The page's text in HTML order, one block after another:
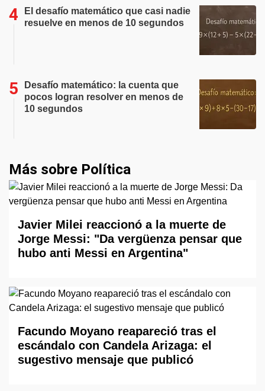
El desafío matemático que casi nadie
resuelve en menos de 10 segundos
Desafío matemático: la cuenta que
pocos logran resolver en menos de
10 segundos
Más sobre Política
Javier Milei reaccionó a la muerte de
Jorge Messi: "Da vergüenza pensar que
hubo anti Messi en Argentina"
Facundo Moyano reapareció tras el
escándalo con Candela Arizaga: el
sugestivo mensaje que publicó